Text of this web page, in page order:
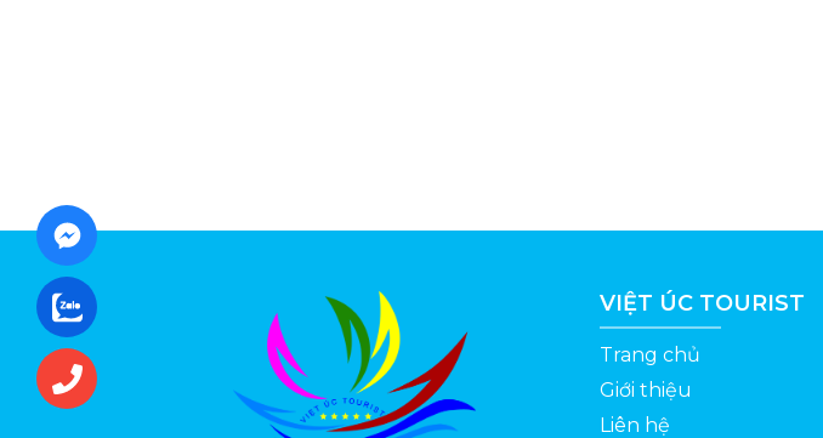
VIỆT ÚC TOURIST
Trang chủ
Giới thiệu
Liên hệ